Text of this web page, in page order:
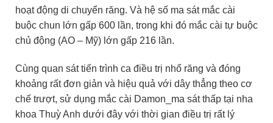
hoạt động di chuyển răng. Và hệ số ma sát mắc cài
buộc chun lớn gấp 600 lần, trong khi đó mắc cài tự buộc
chủ động (AO – Mỹ) lớn gấp 216 lần.
Cùng quan sát tiến trình ca điều trị nhổ răng và đóng
khoảng rất đơn giản và hiệu quả với dây thẳng theo cơ
chế trượt, sử dụng mắc cài Damon_ma sát thấp tại nha
khoa Thuỳ Anh dưới đây với thời gian điều trị rất lý